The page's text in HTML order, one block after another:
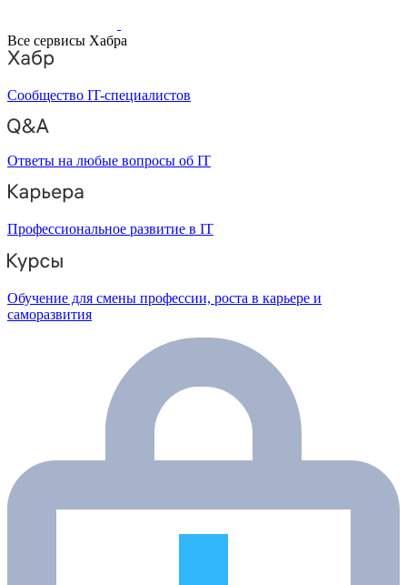
Все сервисы Хабра
Сообщество IT-специалистов
Ответы на любые вопросы об IT
Профессиональное развитие в IT
Обучение для смены профессии, роста в карьере и
саморазвития